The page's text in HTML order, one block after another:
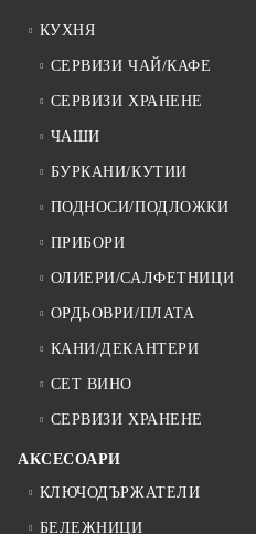
КУХНЯ
СЕРВИЗИ ЧАЙ/КАФЕ
СЕРВИЗИ ХРАНЕНЕ
ЧАШИ
БУРКАНИ/КУТИИ
ПОДНОСИ/ПОДЛОЖКИ
ПРИБОРИ
ОЛИЕРИ/САЛФЕТНИЦИ
ОРДЬОВРИ/ПЛАТА
КАНИ/ДЕКАНТЕРИ
СЕТ ВИНО
СЕРВИЗИ ХРАНЕНЕ
АКСЕСОАРИ
КЛЮЧОДЪРЖАТЕЛИ
БЕЛЕЖНИЦИ